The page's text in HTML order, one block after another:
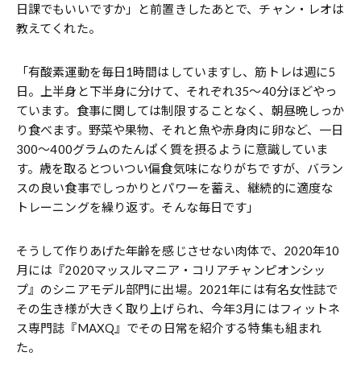
日課でもいいですか」と前置きしたあとで、チャン・レオは
教えてくれた。
「有酸素運動を毎日1時間はしていますし、筋トレは週に5
日。上半身と下半身に分けて、それぞれ35～40分ほどやっ
ています。食事に関しては制限することなく、朝昼晩しっか
り食べます。野菜や果物、それと魚や赤身肉に卵など、一日
300～400グラムのたんぱく質を摂るように意識していま
す。歳を取るとついつい偏食気味になりがちですが、バラン
スの良い食事でしっかりとパワーを蓄え、継続的に適度な
トレーニングを繰り返す。そんな毎日です」
そうして作りあげた年齢を感じさせない肉体で、2020年10
月には『2020マッスルマニア・コリアチャンピオンシッ
プ』のシニアモデル部門に出場。2021年には有名女性誌で
その生き様が大きく取り上げられ、今年3月にはフィットネ
ス専門誌『MAXQ』でその日常を紹介する特集も組まれ
た。